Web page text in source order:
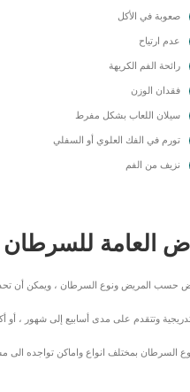
صعوبة في الأكل
عدم ارتياح
رائحة الفم الكريهة
فقدان الوزن
سيلان اللعاب بشكل مفرط
تورم في الفك العلوي أو السفلي
نزيف من الفم
العامة
حسب المريض ونوع السرطان ، ويمكن أن
وتتقدم على مدى أسابيع إلى شهور ، أو
نوع السرطان بمختلف انواع واماكن تواجده الى